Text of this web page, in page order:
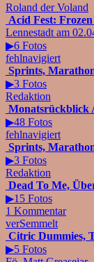
Roland der Voland
Acid Fest:
Lennestadt am
▶6 Fotos
fehlnavigiert
Sprints,
▶3 Fotos
Redaktion
Monatsrückblick
▶48 Fotos
fehlnavigiert
Sprints,
▶3 Fotos
Redaktion
Dead To Me,
▶15 Fotos
1 Kommentar
verSemmelt
Citric Dummies,
▶5 Fotos